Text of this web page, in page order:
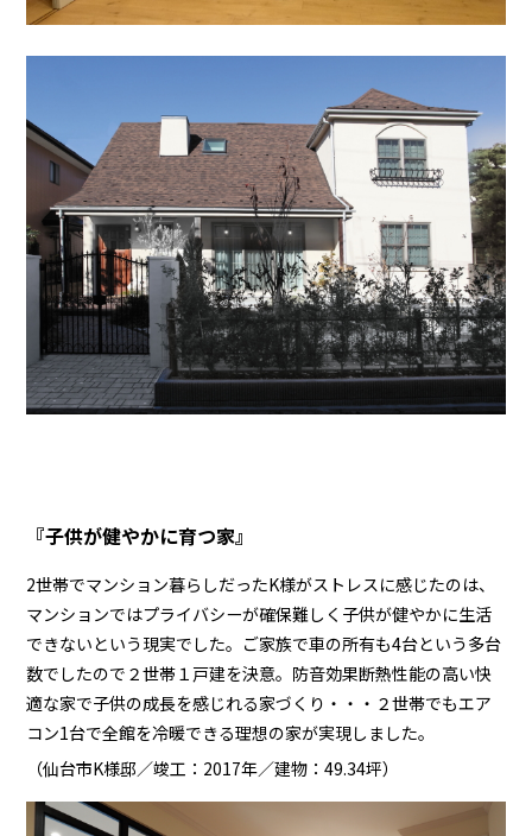
『子供が健やかに育つ家』
2世帯でマンション暮らしだったK様がストレスに感じたのは、
マンションではプライバシーが確保難しく子供が健やかに生活
できないという現実でした。ご家族で車の所有も4台という多台
数でしたので２世帯１戸建を決意。防音効果断熱性能の高い快
適な家で子供の成長を感じれる家づくり・・・２世帯でもエア
コン1台で全館を冷暖できる理想の家が実現しました。
（仙台市K様邸／竣工：2017年／建物：49.34坪）